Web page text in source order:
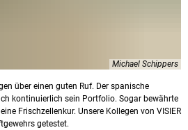
Michael Schippers
über einen guten Ruf. Der spanische
kontinuierlich sein Portfolio. Sogar bewährte
Frischzellenkur. Unsere Kollegen von VISIER
getestet.